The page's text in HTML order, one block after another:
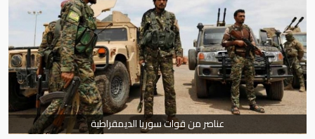
عناصر من قوات سوريا الديمقراطية